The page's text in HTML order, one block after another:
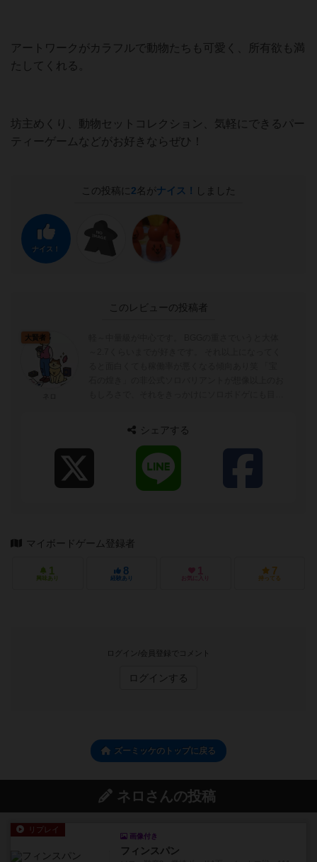
アートワークがカラフルで動物たちも可愛く、所有欲も満
たしてくれる。
坊主めくり、動物セットコレクション、気軽にできるパー
ティーゲームなどがお好きならぜひ！
この投稿に 2名がナイス！ しました
ナイス！
このレビューの投稿者
大賢者
シェアする
マイボードゲーム登録者
1
興味あり
8
経験あり
1
お気に入り
7
持ってる
ログイン/会員登録でコメント
ログインする
ズーミッケのトップに戻る
ネロさんの投稿
リプレイ
画像付き
フィンスパン